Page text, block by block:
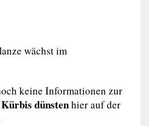
keine Informationen zur
dünstenhier auf der